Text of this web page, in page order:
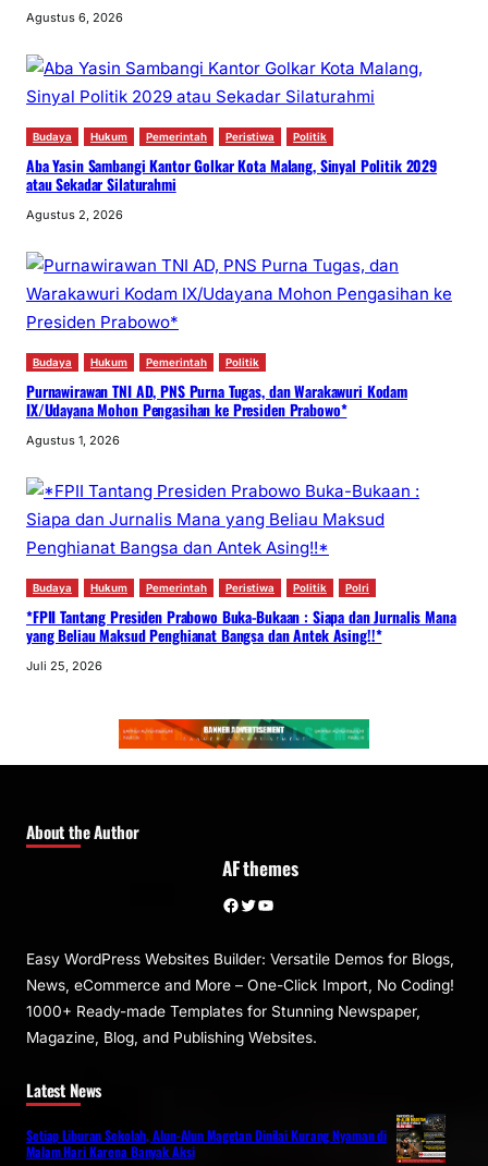
Agustus 6, 2026
Budaya Hukum Pemerintah Peristiwa Politik
Aba Yasin Sambangi Kantor Golkar Kota Malang, Sinyal Politik 2029
atau Sekadar Silaturahmi
Agustus 2, 2026
Budaya Hukum Pemerintah Politik
Purnawirawan TNI AD, PNS Purna Tugas, dan Warakawuri Kodam
IX/Udayana Mohon Pengasihan ke Presiden Prabowo*
Agustus 1, 2026
Budaya Hukum Pemerintah Peristiwa Politik Polri
*FPII Tantang Presiden Prabowo Buka-Bukaan : Siapa dan Jurnalis Mana
yang Beliau Maksud Penghianat Bangsa dan Antek Asing!!*
Juli 25, 2026
About the Author
AF themes
Facebook Twitter YouTube
Easy WordPress Websites Builder: Versatile Demos for Blogs,
News, eCommerce and More – One-Click Import, No Coding!
1000+ Ready-made Templates for Stunning Newspaper,
Magazine, Blog, and Publishing Websites.
Latest News
Setiap Liburan Sekolah, Alun-Alun Magetan Dinilai Kurang Nyaman di
Malam Hari Karena Banyak Aksi